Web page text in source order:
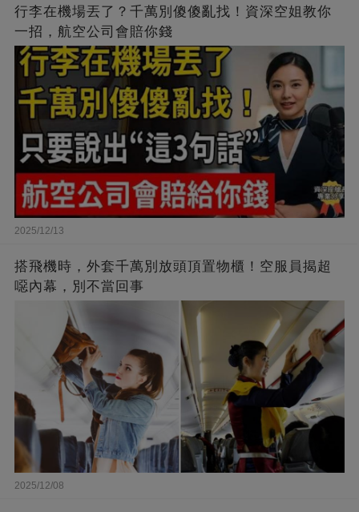
行李在機場丟了？千萬別傻傻亂找！資深空姐教你
一招，航空公司會賠你錢
2025/12/13
搭飛機時，外套千萬別放頭頂置物櫃！空服員揭超
噁內幕，別不當回事
2025/12/08